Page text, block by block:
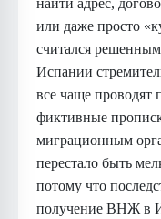
найти адрес,
или даже просто
считался
Испании
все чаще проводят
фиктивные
миграционным
перестало быть
потому что
получение ВНЖ в